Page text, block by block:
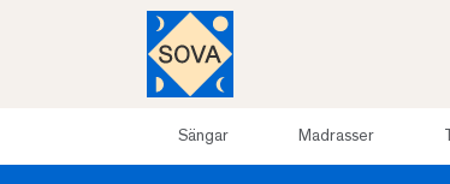
Sängar Madrasser